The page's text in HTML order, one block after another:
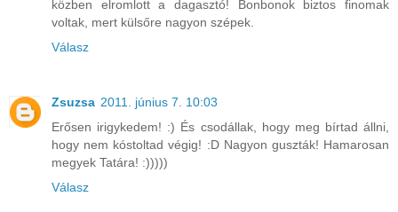
közben elromlott a dagasztó! Bonbonok biztos finomak
voltak, mert külsőre nagyon szépek.
Válasz
Zsuzsa 2011. június 7. 10:03
Erősen irigykedem! :) És csodállak, hogy meg bírtad állni,
hogy nem kóstoltad végig! :D Nagyon guszták! Hamarosan
megyek Tatára! :)))))
Válasz